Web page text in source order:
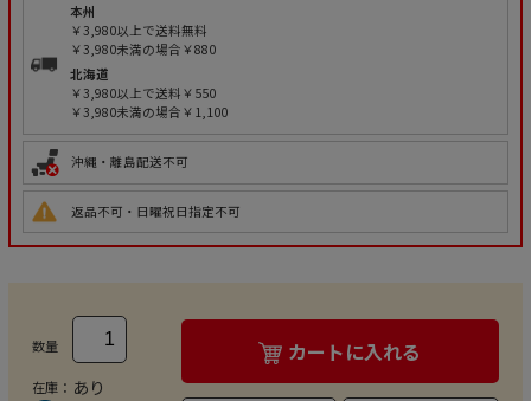
本州
￥3,980以上で送料無料
￥3,980未満の場合￥880
北海道
￥3,980以上で送料￥550
￥3,980未満の場合￥1,100
沖縄・離島配送不可
返品不可・日曜祝日指定不可
数量
在庫： あり
カートに入れる